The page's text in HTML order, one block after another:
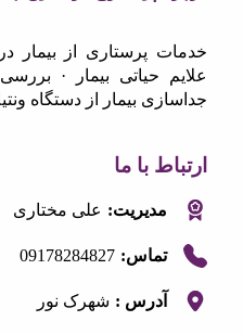
پرستاری از بیمار در منزل و
حیاتی بیمار · بررسی مداوم
بیمار از دستگاه ونتیلاتور ·
با ما
مدیریت: علی مختاری
تماس: 09178284827
آدرس : شهرک نور